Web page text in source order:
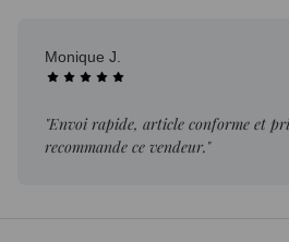
Monique J.
"Envoi rapide, article conforme et
recommande ce vendeur."